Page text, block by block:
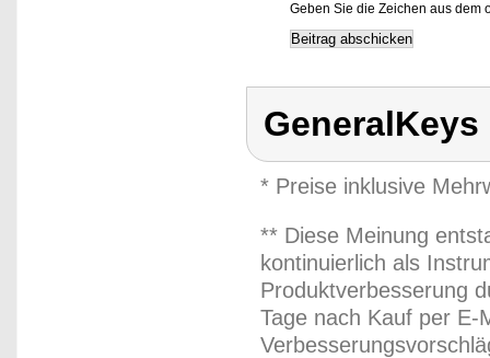
Geben Sie die Zeichen aus dem
GeneralKeys
* Preise inklusive
** Diese Meinung
kontinuierlich als
Produktverbesserung
Tage nach Kauf per E-